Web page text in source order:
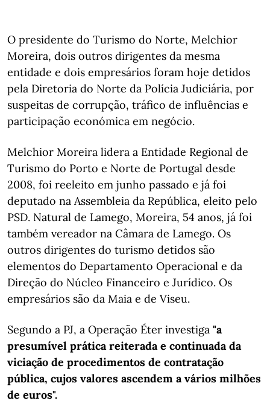
O presidente do Turismo do Norte, Melchior
Moreira, dois outros dirigentes da mesma
entidade e dois empresários foram hoje detidos
pela Diretoria do Norte da Polícia Judiciária, por
suspeitas de corrupção, tráfico de influências e
participação económica em negócio.
Melchior Moreira lidera a Entidade Regional de
Turismo do Porto e Norte de Portugal desde
2008, foi reeleito em junho passado e já foi
deputado na Assembleia da República, eleito pelo
PSD. Natural de Lamego, Moreira, 54 anos, já foi
também vereador na Câmara de Lamego. Os
outros dirigentes do turismo detidos são
elementos do Departamento Operacional e da
Direção do Núcleo Financeiro e Jurídico. Os
empresários são da Maia e de Viseu.
Segundo a PJ, a Operação Éter investiga "a
presumível prática reiterada e continuada da
viciação de procedimentos de contratação
pública, cujos valores ascendem a vários milhões
de euros".